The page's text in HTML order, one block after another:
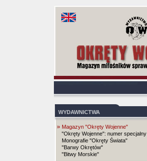
WYDAWNICTWA
» Magazyn "Okręty Wojenne"
"Okręty Wojenne": numer specjalny
Monografie "Okręty Świata"
"Barwy Okrętów"
"Bitwy Morskie"